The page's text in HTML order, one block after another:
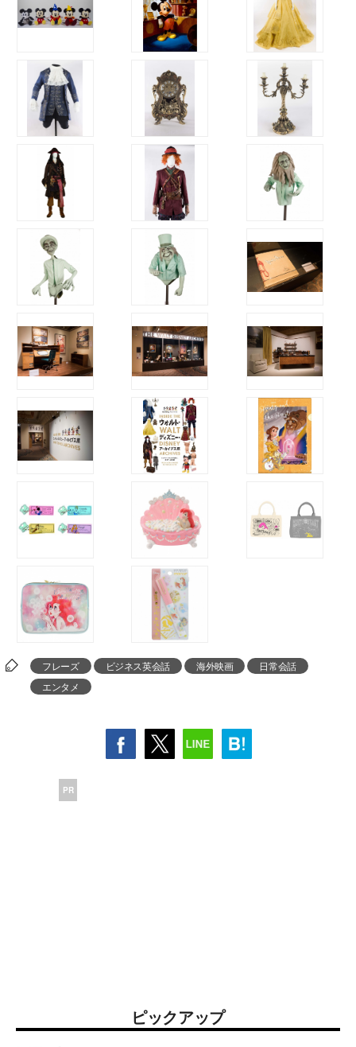
フレーズ ビジネス英会話 海外映画
日常会話
エンタメ
PR
ピックアップ